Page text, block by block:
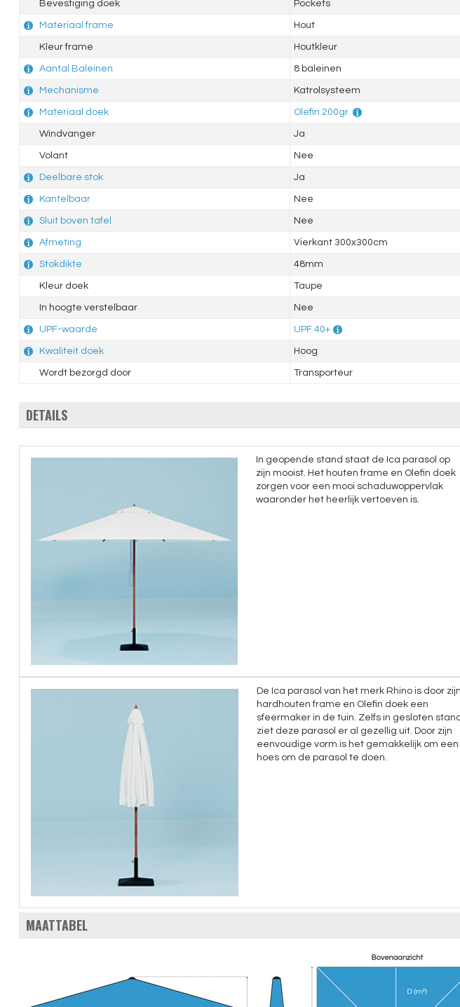
Bevestiging doek Pockets
Materiaal frame Hout
Kleur frame Houtkleur
Aantal Baleinen 8 baleinen
Mechanisme Katrolsysteem
Materiaal doek Olefin 200gr.
Windvanger Ja
Volant Nee
Deelbare stok Ja
Kantelbaar Nee
Sluit boven tafel Nee
Afmeting Vierkant 300x300cm
Stokdikte 48mm
Kleur doek Taupe
In hoogte verstelbaar Nee
UPF-waarde UPF 40+
Kwaliteit doek Hoog
Wordt bezorgd door Transporteur
DETAILS
In geopende stand staat de Ica parasol op
zijn mooist. Het houten frame en Olefin doek
zorgen voor een mooi schaduwoppervlak
waaronder het heerlijk vertoeven is.
De Ica parasol van het merk Rhino is door zijn
hardhouten frame en Olefin doek een
sfeermaker in de tuin. Zelfs in gesloten stand
ziet deze parasol er al gezellig uit. Door zijn
eenvoudige vorm is het gemakkelijk om een
hoes om de parasol te doen.
MAATTABEL